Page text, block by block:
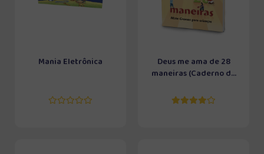
Mania Eletrônica
Deus me ama de 28
maneiras (Caderno d...